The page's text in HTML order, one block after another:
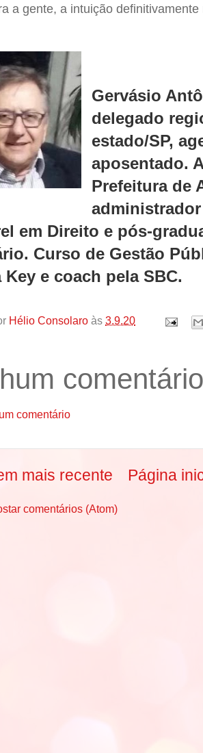
a gente, a intuição
Gervásio
delegado
estado/SP,
aposentado.
Prefeitura de
em Direito e pós-
Curso de Gestão
Key e coach pela SBC.
Hélio Consolaro às 3.9.20
comentário
mais recente Página
comentários (Atom)